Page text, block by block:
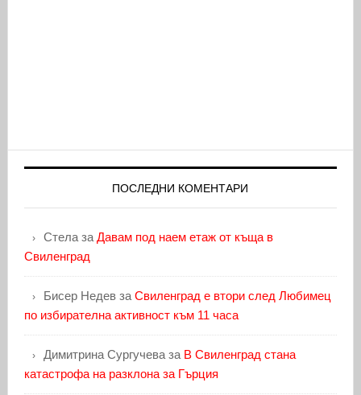
ПОСЛЕДНИ КОМЕНТАРИ
Стелаза Давам под наем етаж от къща в
Свиленград
Бисер Недевза Свиленград е втори след Любимец
по избирателна активност към 11 часа
Димитрина Сургучеваза В Свиленград стана
катастрофа на разклона за Гърция